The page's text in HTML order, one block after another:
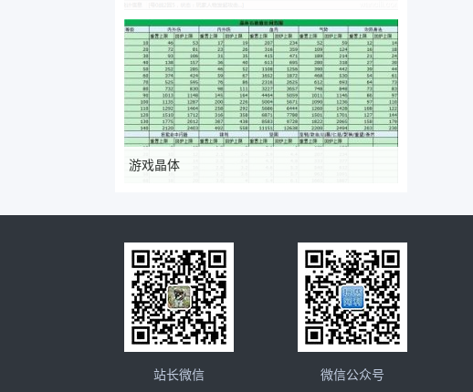
或血内BB
游戏晶体
微信公众号
站长微信